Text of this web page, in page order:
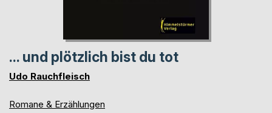
... und plötzlich bist du tot
Udo Rauchfleisch
Romane & Erzählungen